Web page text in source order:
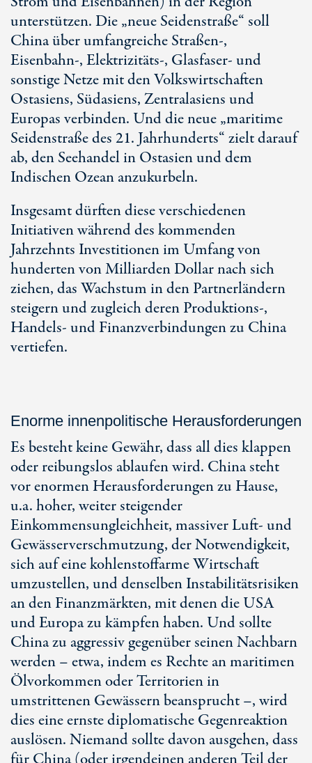
unterstützen. Die „neue Seidenstraße“ soll
China über umfangreiche Straßen-,
Eisenbahn-, Elektrizitäts-, Glasfaser- und
sonstige Netze mit den Volkswirtschaften
Ostasiens, Südasiens, Zentralasiens und
Europas verbinden. Und die neue „maritime
Seidenstraße des 21. Jahrhunderts“ zielt darauf
ab, den Seehandel in Ostasien und dem
Indischen Ozean anzukurbeln.
Insgesamt dürften diese verschiedenen
Initiativen während des kommenden
Jahrzehnts Investitionen im Umfang von
hunderten von Milliarden Dollar nach sich
ziehen, das Wachstum in den Partnerländern
steigern und zugleich deren Produktions-,
Handels- und Finanzverbindungen zu China
vertiefen.
Enorme innenpolitische Herausforderungen
Es besteht keine Gewähr, dass all dies klappen
oder reibungslos ablaufen wird. China steht
vor enormen Herausforderungen zu Hause,
u.a. hoher, weiter steigender
Einkommensungleichheit, massiver Luft- und
Gewässerverschmutzung, der Notwendigkeit,
sich auf eine kohlenstoffarme Wirtschaft
umzustellen, und denselben Instabilitätsrisiken
an den Finanzmärkten, mit denen die USA
und Europa zu kämpfen haben. Und sollte
China zu aggressiv gegenüber seinen Nachbarn
werden – etwa, indem es Rechte an maritimen
Ölvorkommen oder Territorien in
umstrittenen Gewässern beansprucht –, wird
dies eine ernste diplomatische Gegenreaktion
auslösen. Niemand sollte davon ausgehen, dass